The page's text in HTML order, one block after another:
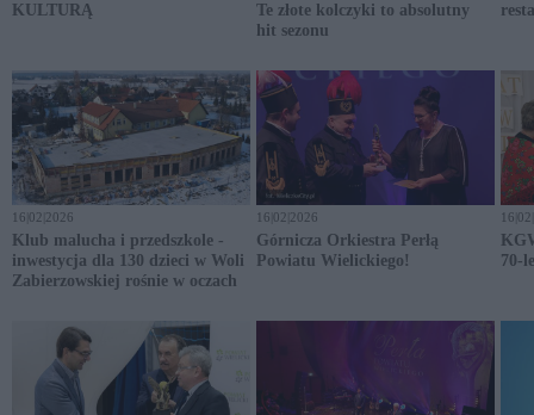
KULTURĄ
Te złote kolczyki to absolutny
hit sezonu
16|02|2026
Klub malucha i przedszkole -
inwestycja dla 130 dzieci w Woli
Zabierzowskiej rośnie w oczach
16|02|2026
Górnicza Orkiestra Perłą
Powiatu Wielickiego!
70-